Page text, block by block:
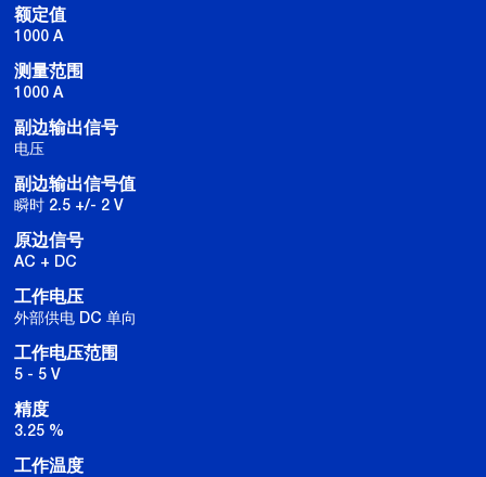
额定值
1000 A
测量范围
1000 A
副边输出信号
电压
副边输出信号值
瞬时 2.5 +/- 2 V
原边信号
AC + DC
工作电压
外部供电 DC 单向
工作电压范围
5 - 5 V
精度
3.25 %
工作温度